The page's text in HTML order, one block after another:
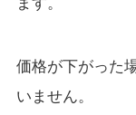
価格が下がった
いません。